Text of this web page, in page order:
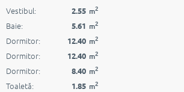
Vestibul: 2.55 m2
Baie: 5.61 m2
Dormitor: 12.40 m2
Dormitor: 12.40 m2
Dormitor: 8.40 m2
Toaletă: 1.85 m2